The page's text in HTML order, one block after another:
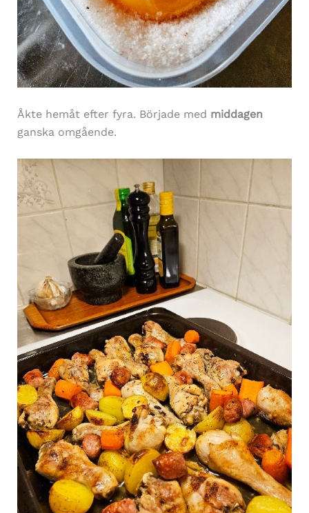
Åkte hemåt efter fyra. Började med middagen
ganska omgående.